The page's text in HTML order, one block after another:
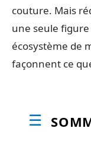
couture. Mais
une seule
écosystème de
façonnent ce